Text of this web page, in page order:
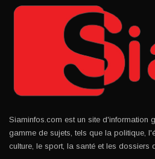
Siaminfos.com est un site d'information
gamme de sujets, tels que la politique,
culture, le sport, la santé et les dossiers